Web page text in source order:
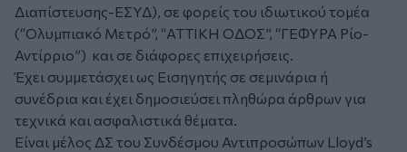
Διαπίστευσης-ΕΣΥΔ), σε φορείς του ιδιωτικού τομέα
(“Ολυμπιακό Μετρό”, “ΑΤΤΙΚΗ ΟΔΟΣ”, “ΓΕΦΥΡΑ Ρίο-
Αντίρριο”) και σε διάφορες επιχειρήσεις.
Έχει συμμετάσχει ως Εισηγητής σε σεμινάρια ή
συνέδρια και έχει δημοσιεύσει πληθώρα άρθρων για
τεχνικά και ασφαλιστικά θέματα.
Είναι μέλος ΔΣ του Συνδέσμου Αντιπροσώπων Lloyd’s